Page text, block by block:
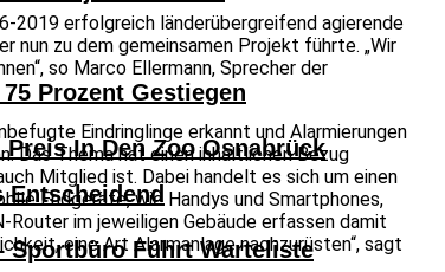
Prozent Gestiegen
In Den Zoo Osnabrück
Sportbüro Führt Warteliste
2019 erfolgreich länderübergreifend agierende
nun zu dem gemeinsamen Projekt führte. „Wir
so Marco Ellermann, Sprecher der
Eindringlinge erkannt und Alarmierungen
Das Thema hat einen inhaltlichen Bezug
Mitglied ist. Dabei handelt es sich um einen
Endgeräte, wie Handys und Smartphones,
im jeweiligen Gebäude erfassen damit
eine Art Alarmanlage nachzurüsten“, sagt